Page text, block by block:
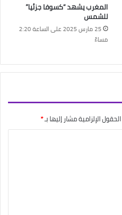
المغرب يشهد “كسوفا جزئيا”
للشمس
25 مارس 2025 على الساعة 2:20
مساءً
الحقول الإلزامية مشار إليها بـ*